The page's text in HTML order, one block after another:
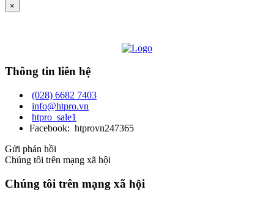
×
Thông tin liên hệ
(028) 6682 7403
info@htpro.vn
htpro_sale1
Facebook: htprovn247365
Gửi phản hồi
Chúng tôi trên mạng xã hội
Chúng tôi trên mạng xã hội